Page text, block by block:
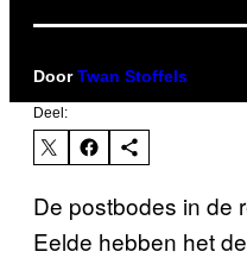
DoorTwan Stoffels
Deel:
De postbodes in de
Eelde hebben het